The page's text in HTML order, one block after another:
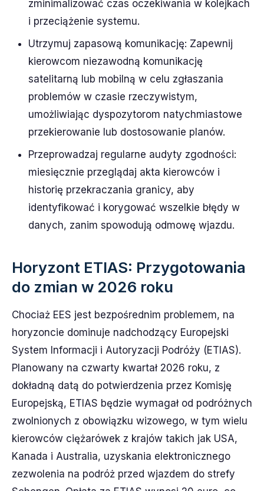
zminimalizować czas oczekiwania w kolejkach
i przeciążenie systemu.
Utrzymuj zapasową komunikację: Zapewnij
kierowcom niezawodną komunikację
satelitarną lub mobilną w celu zgłaszania
problemów w czasie rzeczywistym,
umożliwiając dyspozytorom natychmiastowe
przekierowanie lub dostosowanie planów.
Przeprowadzaj regularne audyty zgodności:
miesięcznie przeglądaj akta kierowców i
historię przekraczania granicy, aby
identyfikować i korygować wszelkie błędy w
danych, zanim spowodują odmowę wjazdu.
Horyzont ETIAS: Przygotowania
do zmian w 2026 roku
Chociaż EES jest bezpośrednim problemem, na
horyzoncie dominuje nadchodzący Europejski
System Informacji i Autoryzacji Podróży (ETIAS).
Planowany na czwarty kwartał 2026 roku, z
dokładną datą do potwierdzenia przez Komisję
Europejską, ETIAS będzie wymagał od podróżnych
zwolnionych z obowiązku wizowego, w tym wielu
kierowców ciężarówek z krajów takich jak USA,
Kanada i Australia, uzyskania elektronicznego
zezwolenia na podróż przed wjazdem do strefy